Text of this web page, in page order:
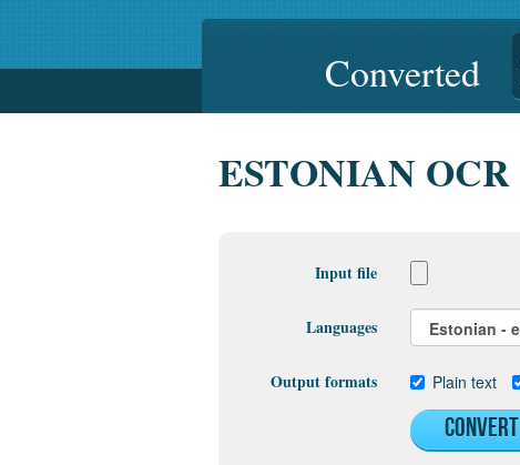
Converted
ESTONIAN OCR
Input file
Languages
Output formats Plain text
Convert